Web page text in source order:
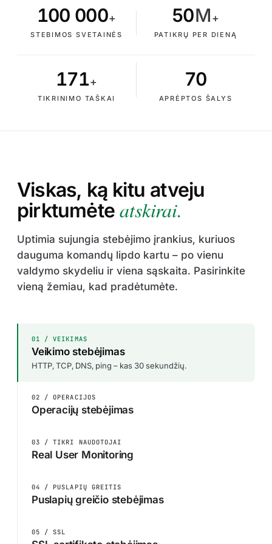
100 000+
STEBIMOS SVETAINĖS
50M+
PATIKRŲ PER DIENĄ
171+
TIKRINIMO TAŠKAI
70
APRĖPTOS ŠALYS
Viskas, ką kitu atveju
pirktumėteatskirai.
Uptimia sujungia stebėjimo įrankius, kuriuos
dauguma komandų lipdo kartu – po vienu
valdymo skydeliu ir viena sąskaita. Pasirinkite
vieną žemiau, kad pradėtumėte.
01 / VEIKIMAS
Veikimo stebėjimas
HTTP, TCP, DNS, ping – kas 30 sekundžių.
02 / OPERACIJOS
Operacijų stebėjimas
03 / TIKRI NAUDOTOJAI
Real User Monitoring
04 / PUSLAPIŲ GREITIS
Puslapių greičio stebėjimas
05 / SSL